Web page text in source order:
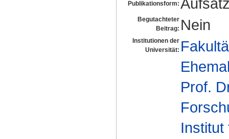
Publikationsform:
Begutachteter
Beitrag: Nein
Institutionen der
Universität:
Prof.
Institut